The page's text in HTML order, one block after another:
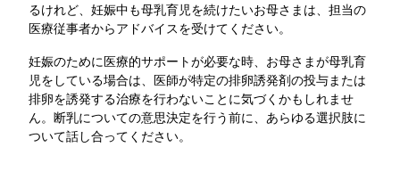
るけれど、妊娠中も母乳育児を続けたいお母さまは、担当の
医療従事者からアドバイスを受けてください。
妊娠のために医療的サポートが必要な時、お母さまが母乳育
児をしている場合は、医師が特定の排卵誘発剤の投与または
排卵を誘発する治療を行わないことに気づくかもしれませ
ん。断乳についての意思決定を行う前に、あらゆる選択肢に
ついて話し合ってください。